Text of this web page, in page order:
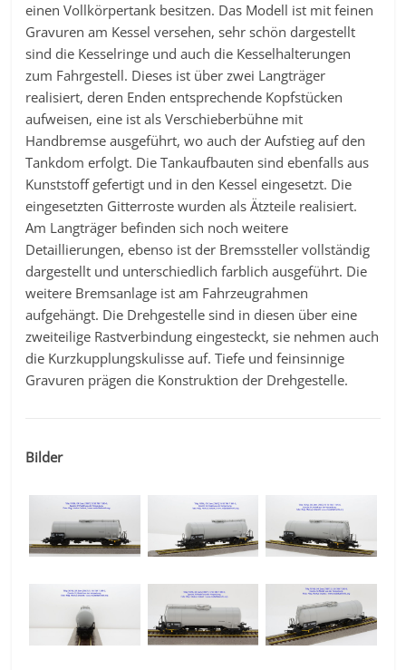
einen Vollkörpertank besitzen. Das Modell ist mit feinen
Gravuren am Kessel versehen, sehr schön dargestellt
sind die Kesselringe und auch die Kesselhalterungen
zum Fahrgestell. Dieses ist über zwei Langträger
realisiert, deren Enden entsprechende Kopfstücken
aufweisen, eine ist als Verschieberbühne mit
Handbremse ausgeführt, wo auch der Aufstieg auf den
Tankdom erfolgt. Die Tankaufbauten sind ebenfalls aus
Kunststoff gefertigt und in den Kessel eingesetzt. Die
eingesetzten Gitterroste wurden als Ätzteile realisiert.
Am Langträger befinden sich noch weitere
Detaillierungen, ebenso ist der Bremssteller vollständig
dargestellt und unterschiedlich farblich ausgeführt. Die
weitere Bremsanlage ist am Fahrzeugrahmen
aufgehängt. Die Drehgestelle sind in diesen über eine
zweiteilige Rastverbindung eingesteckt, sie nehmen auch
die Kurzkupplungskulisse auf. Tiefe und feinsinnige
Gravuren prägen die Konstruktion der Drehgestelle.
Bilder